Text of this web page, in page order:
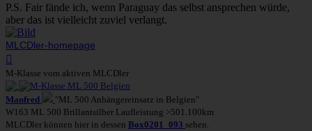
P.S. Fair fände ich, wenn Paraguay das selbst ansprechen würde,
aber das ist vielleicht zuviel verlangt.
MLCDler-homepage
oben
M-Klasse vom aktiven MLCDler
Manfred
"ML 500 Anhängereinsatz in Belgien"
W163 ML 500 Brillantsilber Laufleistung >501.100km
MLCDler können hier in dessen Box0201_093 sehen.